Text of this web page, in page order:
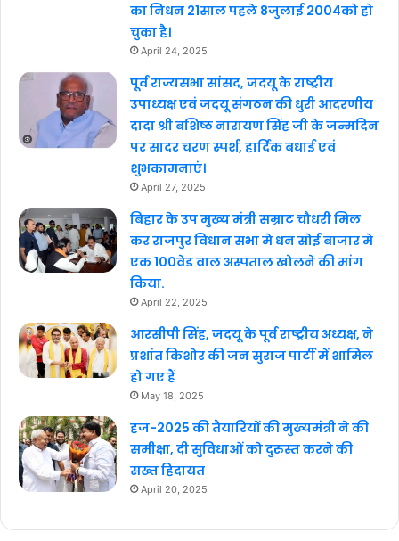
का निधन 21साल पहले 8जुलाई 2004को हो
चुका है।
April 24, 2025
पूर्व राज्यसभा सांसद, जदयू के राष्ट्रीय
उपाध्यक्ष एवं जदयू संगठन की धुरी आदरणीय
दादा श्री बशिष्ठ नारायण सिंह जी के जन्मदिन
पर सादर चरण स्पर्श, हार्दिक बधाई एवं
शुभकामनाएं।
April 27, 2025
बिहार के उप मुख्य मंत्री सम्राट चौधरी मिल
कर राजपुर विधान सभा मे धन सोई बाजार मे
एक 100वेड वाल अस्पताल खोलने की मांग
किया.
April 22, 2025
आरसीपी सिंह, जदयू के पूर्व राष्ट्रीय अध्यक्ष, ने
प्रशांत किशोर की जन सुराज पार्टी में शामिल
हो गए हैं
May 18, 2025
हज-2025 की तैयारियों की मुख्यमंत्री ने की
समीक्षा, दी सुविधाओं को दुरुस्त करने की
सख्त हिदायत
April 20, 2025